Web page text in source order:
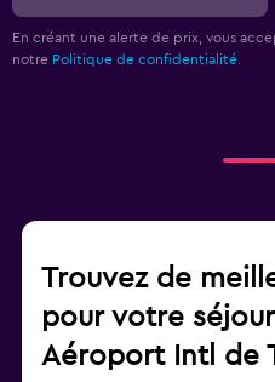
En créant une alerte de prix, vous
notre Politique de confidentialité.
Trouvez de
pour votre
Aéroport Intl de